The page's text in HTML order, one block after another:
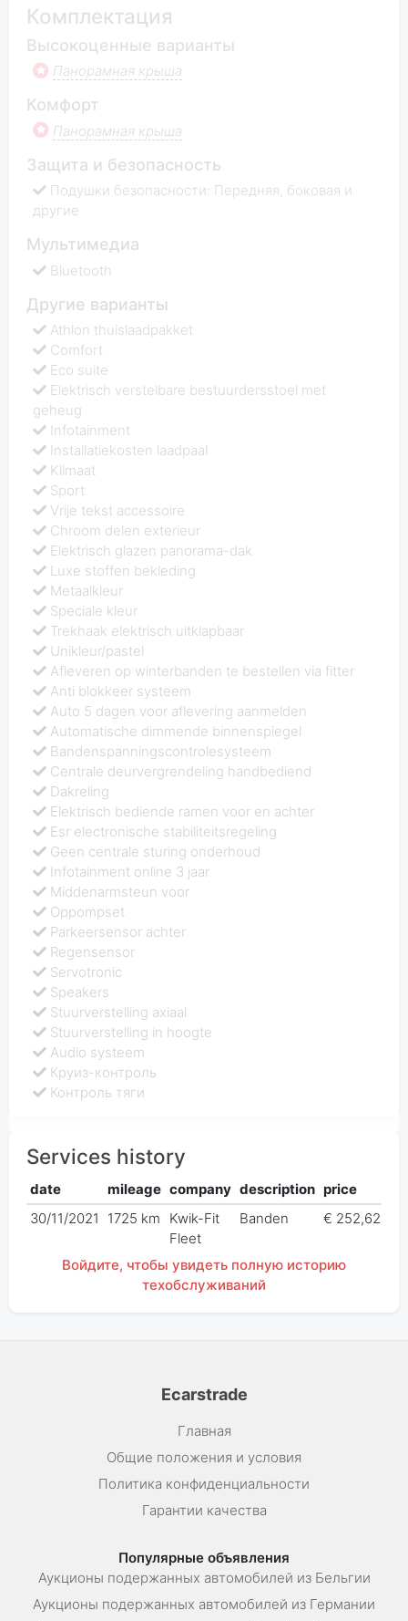
Комплектация
Высокоценные варианты
Панорамная крыша
Комфорт
Панорамная крыша
Защита и безопасность
Подушки безопасности: Передняя, боковая и
другие
Мультимедиа
Bluetooth
Другие варианты
Athlon thuislaadpakket
Comfort
Eco suite
Elektrisch verstelbare bestuurdersstoel met
geheug
Infotainment
Installatiekosten laadpaal
Klimaat
Sport
Vrije tekst accessoire
Chroom delen exterieur
Elektrisch glazen panorama-dak
Luxe stoffen bekleding
Metaalkleur
Speciale kleur
Trekhaak elektrisch uitklapbaar
Unikleur/pastel
Afleveren op winterbanden te bestellen via fitter
Anti blokkeer systeem
Auto 5 dagen voor aflevering aanmelden
Automatische dimmende binnenspiegel
Bandenspanningscontrolesysteem
Centrale deurvergrendeling handbediend
Dakreling
Elektrisch bediende ramen voor en achter
Esr electronische stabiliteitsregeling
Geen centrale sturing onderhoud
Infotainment online 3 jaar
Middenarmsteun voor
Oppompset
Parkeersensor achter
Regensensor
Servotronic
Speakers
Stuurverstelling axiaal
Stuurverstelling in hoogte
Audio systeem
Круиз-контроль
Контроль тяги
Services history
date mileage company description price
30/11/2021
1725 km
Kwik-Fit
Fleet
Banden € 252,62
Войдите, чтобы увидеть полную историю
техобслуживаний
Ecarstrade
Главная
Общие положения и условия
Политика конфиденциальности
Гарантии качества
Популярные объявления
Аукционы подержанных автомобилей из Бельгии
Аукционы подержанных автомобилей из Германии